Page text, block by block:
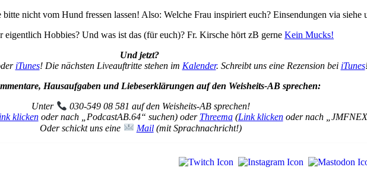
nicht vom Hund fressen lassen! Also: Welche Frau inspiriert euch? Einsendungen via siehe
Hobbies? Und was ist das (für euch)? Fr. Kirsche hört zB gerne Kein Mucks!
Und jetzt?
iTunes! Die nächsten Liveauftritte stehen im Kalender. Schreibt uns eine Rezension bei iTunes
Hausaufgaben und Liebeserklärungen auf den Weisheits-AB sprechen:
Unter
030-549 08 581 auf den Weisheits-AB sprechen!
klickenoder nach „PodcastAB.64“ suchen) oder Threema(Link klickenoder nach
Oder schickt uns eine
Mail(mit Sprachnachricht!)